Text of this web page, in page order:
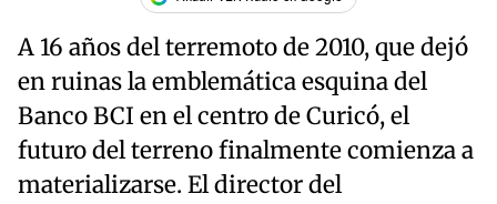
A 16 años del terremoto de 2010, que dejó
en ruinas la emblemática esquina del
Banco BCI en el centro de Curicó, el
futuro del terreno finalmente comienza a
materializarse. El director del